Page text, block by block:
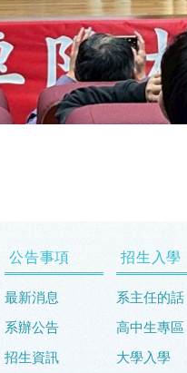
公告事項
最新消息
系辦公告
招生資訊
招生入學
系主任的話
高中生專區
大學入學